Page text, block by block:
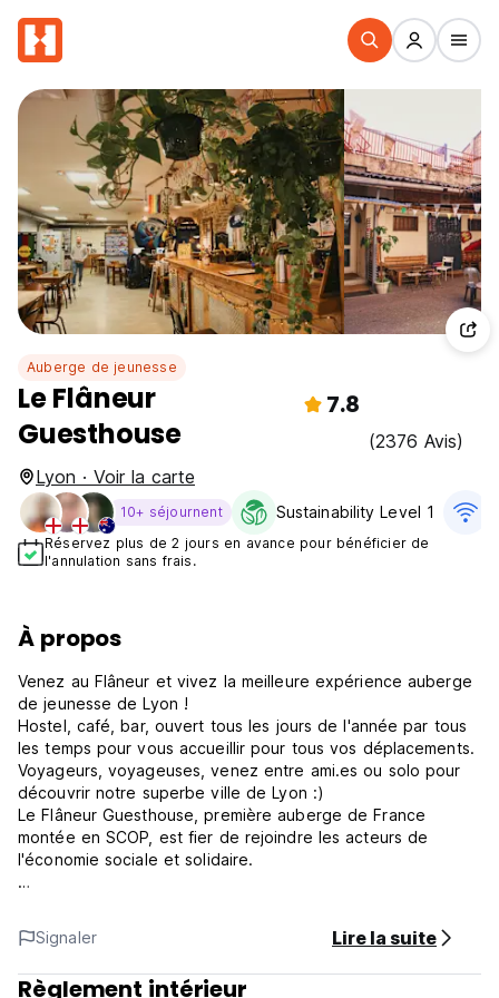
Auberge de jeunesse
Le Flâneur
Guesthouse
7.8
(2376 Avis)
Lyon · Voir la carte
10+ séjournent Sustainability Level 1
Réservez plus de 2 jours en avance pour bénéficier de
l'annulation sans frais.
À propos
Venez au Flâneur et vivez la meilleure expérience auberge
de jeunesse de Lyon !
Hostel, café, bar, ouvert tous les jours de l'année par tous
les temps pour vous accueillir pour tous vos déplacements.
Voyageurs, voyageuses, venez entre ami.es ou solo pour
découvrir notre superbe ville de Lyon :)
Le Flâneur Guesthouse, première auberge de France
montée en SCOP, est fier de rejoindre les acteurs de
l'économie sociale et solidaire.
prix pour vos nuits au cœur d'un quartier qui a su garder
son âme, à seulement 15 minutes des principaux sites
touristiques, à 10 minutes des berges du Rhône et à
seulement 2 stations de métro des gares de Perrache et de
Signaler Lire la suite
Règlement intérieur